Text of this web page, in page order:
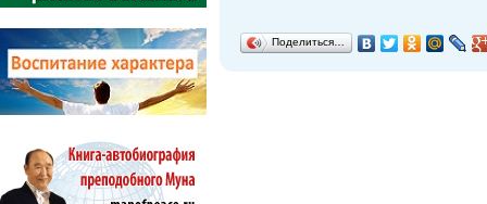
Поделиться…